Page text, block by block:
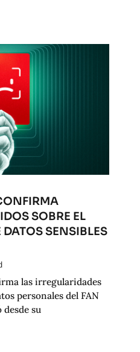
SOBRE EL
SENSIBLES
las irregularidades
personales del FAN
su